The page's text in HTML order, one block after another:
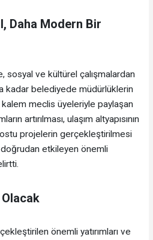
Daha Modern Bir
sosyal ve kültürel çalışmalardan
kadar belediyede müdürlüklerin
kalem meclis üyeleriyle paylaşan
artırılması, ulaşım altyapısının
projelerin gerçekleştirilmesi
doğrudan etkileyen önemli
Olacak
önemli yatırımları ve